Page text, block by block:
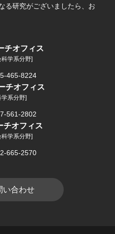
る研究がございましたら、お
チオフィス
科学系分野]
465-8224
チオフィス
学系分野]
561-2802
チオフィス
科学系分野]
665-2570
い合わせ